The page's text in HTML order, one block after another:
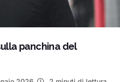
5 Agosto 2026. ex Ilva incontro
panchina del